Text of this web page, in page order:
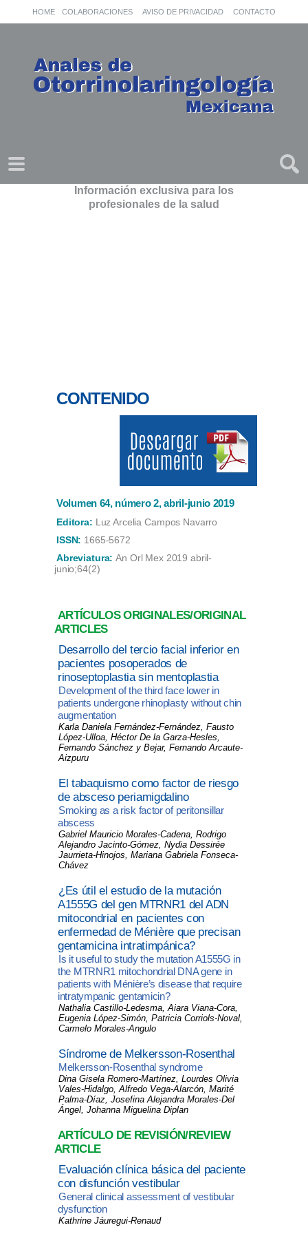
HOME COLABORACIONES AVISO DE PRIVACIDAD CONTACTO
Información exclusiva para los
profesionales de la salud
CONTENIDO
Volumen 64, número 2, abril-junio 2019
Editora: Luz Arcelia Campos Navarro
ISSN: 1665-5672
Abreviatura: An Orl Mex 2019 abril-
junio;64(2)
ARTÍCULOS ORIGINALES/ORIGINAL
ARTICLES
Desarrollo del tercio facial inferior en
pacientes posoperados de
rinoseptoplastia sin mentoplastia
Development of the third face lower in
patients undergone rhinoplasty without chin
augmentation
Karla Daniela Fernández-Fernández, Fausto
López-Ulloa, Héctor De la Garza-Hesles,
Fernando Sánchez y Bejar, Fernando Arcaute-
Aizpuru
El tabaquismo como factor de riesgo
de absceso periamigdalino
Smoking as a risk factor of peritonsillar
abscess
Gabriel Mauricio Morales-Cadena, Rodrigo
Alejandro Jacinto-Gómez, Nydia Dessirée
Jaurrieta-Hinojos, Mariana Gabriela Fonseca-
Chávez
¿Es útil el estudio de la mutación
A1555G del gen MTRNR1 del ADN
mitocondrial en pacientes con
enfermedad de Ménière que precisan
gentamicina intratimpánica?
Is it useful to study the mutation A1555G in
the MTRNR1 mitochondrial DNA gene in
patients with Ménière’s disease that require
intratympanic gentamicin?
Nathalia Castillo-Ledesma, Aiara Viana-Cora,
Eugenia López-Simón, Patricia Corriols-Noval,
Carmelo Morales-Angulo
Síndrome de Melkersson-Rosenthal
Melkersson-Rosenthal syndrome
Dina Gisela Romero-Martínez, Lourdes Olivia
Vales-Hidalgo, Alfredo Vega-Alarcón, Marité
Palma-Díaz, Josefina Alejandra Morales-Del
Ángel, Johanna Miguelina Diplan
ARTÍCULO DE REVISIÓN/REVIEW
ARTICLE
Evaluación clínica básica del paciente
con disfunción vestibular
General clinical assessment of vestibular
dysfunction
Kathrine Jáuregui-Renaud